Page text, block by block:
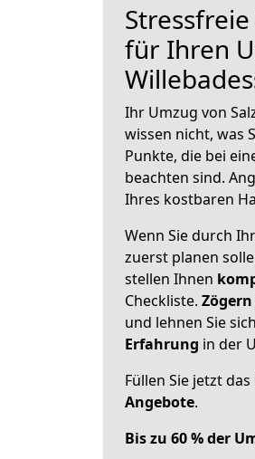
für Ihren
Ihr Umzug von
wissen nicht, was
Punkte, die bei
beachten sind.
Ihres kostbaren
Wenn Sie durch
zuerst planen
stellen Ihnen
Checkliste.
und lehnen Sie
Erfahrung in der
Füllen Sie jetzt
Angebote.
Bis zu 60 % der